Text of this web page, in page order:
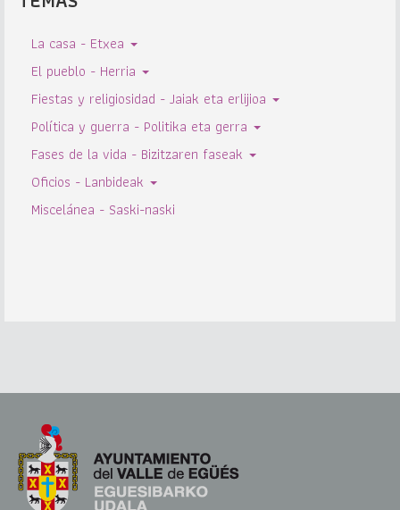
La casa - Etxea
El pueblo - Herria
Fiestas y religiosidad - Jaiak eta erlijioa
Política y guerra - Politika eta gerra
Fases de la vida - Bizitzaren faseak
Oficios - Lanbideak
Miscelánea - Saski-naski